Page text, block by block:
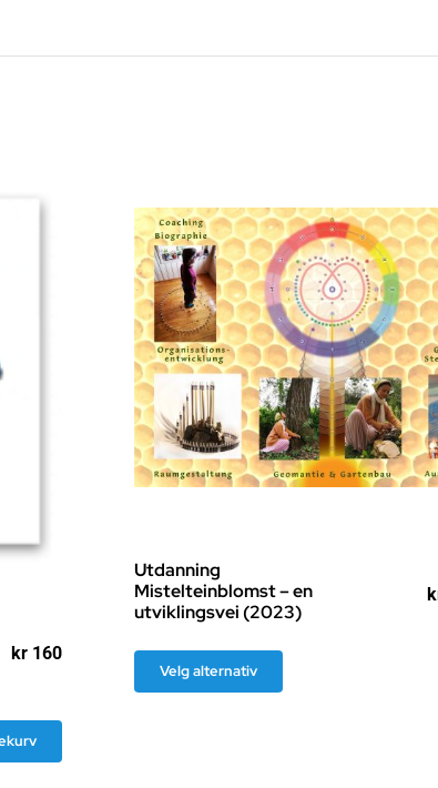
kr160
Utdanning
Mistelteinblomst – en
utviklingsvei (2023)
Velg alternativ
produktet